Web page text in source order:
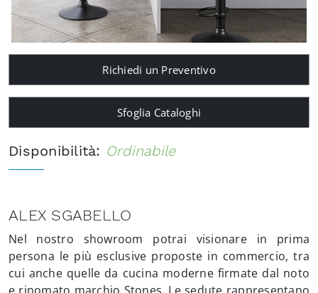
Richiedi un Preventivo
Sfoglia Cataloghi
Disponibilità: Ordinabile
ALEX SGABELLO
Nel nostro showroom potrai visionare in prima
persona le più esclusive proposte in commercio, tra
cui anche quelle da cucina moderne firmate dal noto